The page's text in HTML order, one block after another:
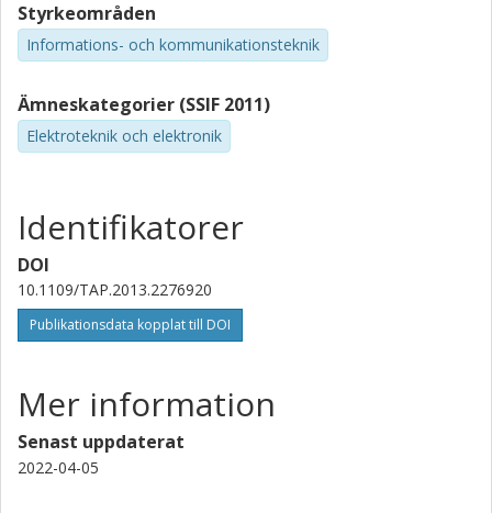
Styrkeområden
Informations- och kommunikationsteknik
Ämneskategorier (SSIF 2011)
Elektroteknik och elektronik
Identifikatorer
DOI
10.1109/TAP.2013.2276920
Publikationsdata kopplat till DOI
Mer information
Senast uppdaterat
2022-04-05